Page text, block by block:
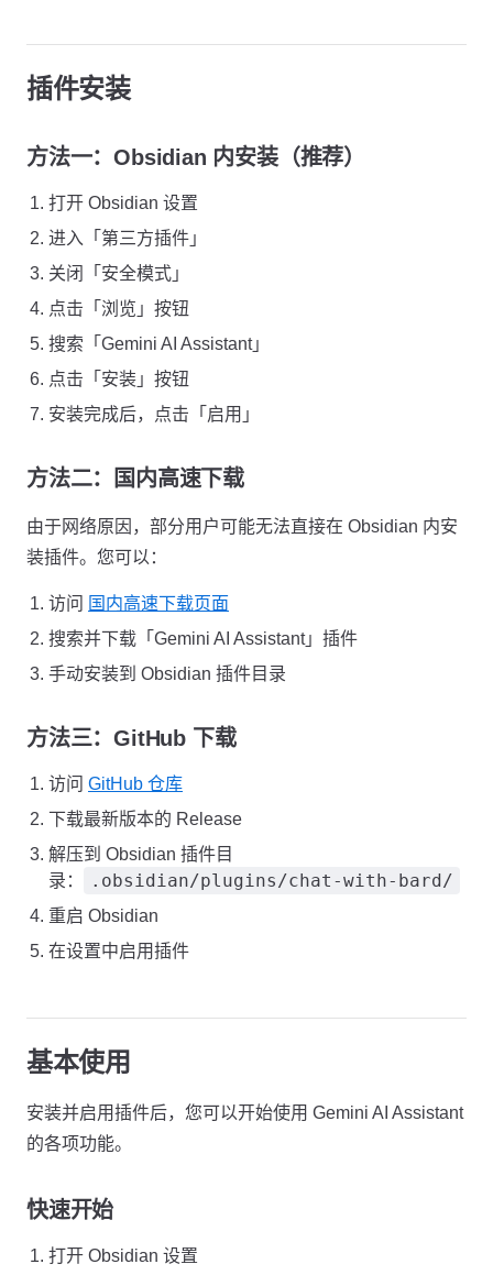
插件安装
方法一：Obsidian 内安装（推荐）
打开 Obsidian 设置
进入「第三方插件」
关闭「安全模式」
点击「浏览」按钮
搜索「Gemini AI Assistant」
点击「安装」按钮
安装完成后，点击「启用」
方法二：国内高速下载
由于网络原因，部分用户可能无法直接在 Obsidian 内安
装插件。您可以：
访问 国内高速下载页面
搜索并下载「Gemini AI Assistant」插件
手动安装到 Obsidian 插件目录
方法三：GitHub 下载
访问 GitHub 仓库
下载最新版本的 Release
解压到 Obsidian 插件目
录：
.obsidian/plugins/chat-with-bard/
重启 Obsidian
在设置中启用插件
基本使用
安装并启用插件后，您可以开始使用 Gemini AI Assistant
的各项功能。
快速开始
打开 Obsidian 设置